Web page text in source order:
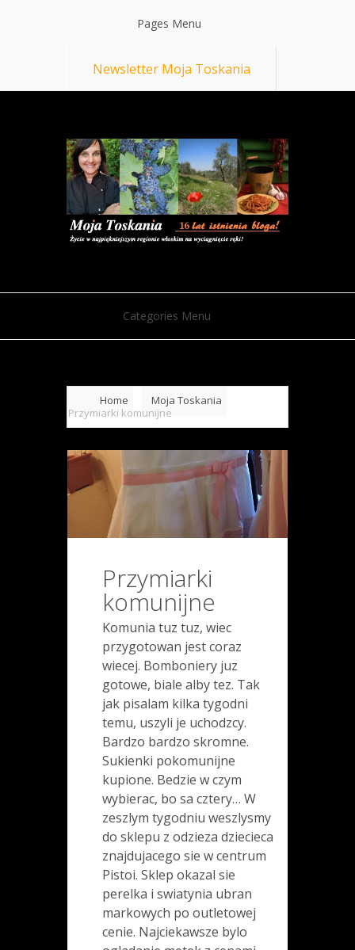
Pages Menu
Newsletter Moja Toskania
Categories Menu
Home
Moja Toskania
Przymiarki komunijne
Przymiarki
komunijne
Komunia tuz tuz, wiec
przygotowan jest coraz
wiecej. Bomboniery juz
gotowe, biale alby tez. Tak
jak pisalam kilka tygodni
temu, uszyli je uchodzcy.
Bardzo bardzo skromne.
Sukienki pokomunijne
kupione. Bedzie w czym
wybierac, bo sa cztery… W
zeszlym tygodniu weszlysmy
do sklepu z odzieza dziecieca
znajdujacego sie w centrum
Pistoi. Sklep okazal sie
perelka i swiatynia ubran
markowych po outletowej
cenie. Najciekawsze bylo